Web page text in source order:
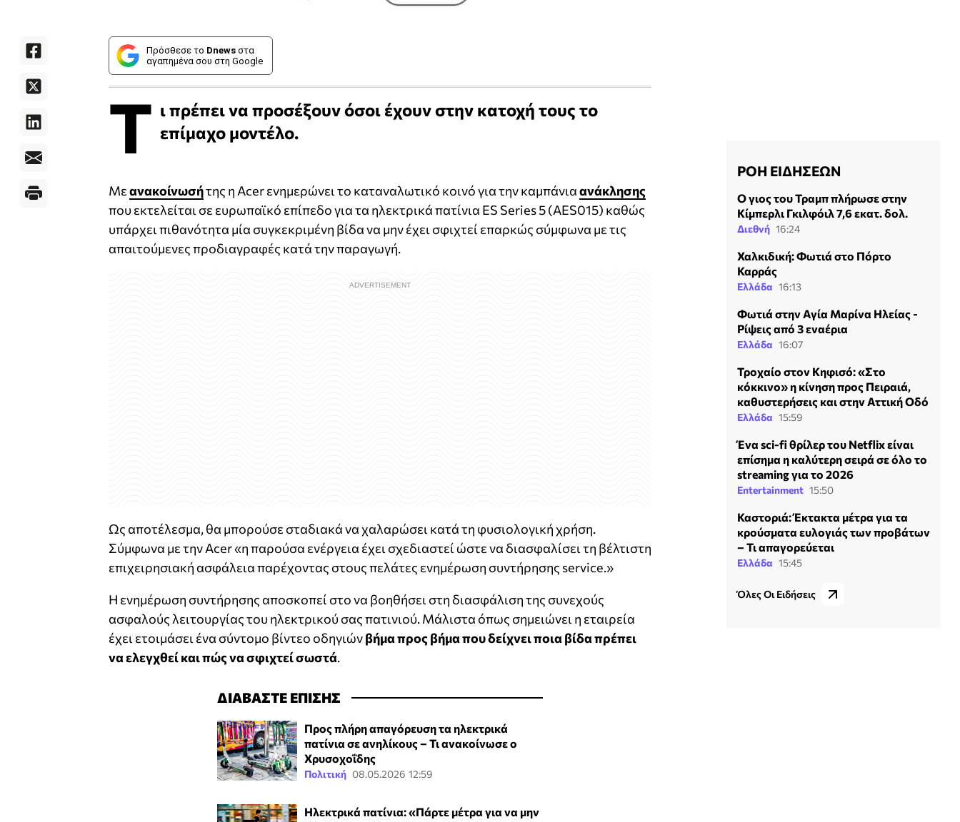
Πρόσθεσε το Dnews στα
αγαπημένα σου στη Google
Τ ι πρέπει να προσέξουν όσοι έχουν στην κατοχή τους το
επίμαχο μοντέλο.
Μεανακοίνωσήτης η Acer ενημερώνει το καταναλωτικό κοινό για την καμπάνιαανάκλησης
που εκτελείται σε ευρωπαϊκό επίπεδο για τα ηλεκτρικά πατίνια ES Series 5 (AES015) καθώς
υπάρχει πιθανότητα μία συγκεκριμένη βίδα να μην έχει σφιχτεί επαρκώς σύμφωνα με τις
απαιτούμενες προδιαγραφές κατά την παραγωγή.
Ως αποτέλεσμα, θα μπορούσε σταδιακά να χαλαρώσει κατά τη φυσιολογική χρήση.
Σύμφωνα με την Acer «η παρούσα ενέργεια έχει σχεδιαστεί ώστε να διασφαλίσει τη βέλτιστη
επιχειρησιακή ασφάλεια παρέχοντας στους πελάτες ενημέρωση συντήρησης service.»
Η ενημέρωση συντήρησης αποσκοπεί στο να βοηθήσει στη διασφάλιση της συνεχούς
ασφαλούς λειτουργίας του ηλεκτρικού σας πατινιού. Μάλιστα όπως σημειώνει η εταιρεία
έχει ετοιμάσει ένα σύντομο βίντεο οδηγιώνβήμα προς βήμα που δείχνει ποια βίδα πρέπει
να ελεγχθεί και πώς να σφιχτεί σωστά.
ΔΙΑΒΑΣΤΕ ΕΠΙΣΗΣ
Προς πλήρη απαγόρευση τα ηλεκτρικά
πατίνια σε ανηλίκους – Τι ανακοίνωσε ο
Χρυσοχοΐδης
Πολιτική 08.05.2026 12:59
Hλεκτρικά πατίνια: «Πάρτε μέτρα για να μην
ΡΟΗ ΕΙΔΗΣΕΩΝ
Ο γιος του Τραμπ πλήρωσε στην
Κίμπερλι Γκιλφόιλ 7,6 εκατ. δολ.
Διεθνή 16:24
Χαλκιδική: Φωτιά στο Πόρτο
Καρράς
Ελλάδα 16:13
Φωτιά στην Αγία Μαρίνα Ηλείας -
Ρίψεις από 3 εναέρια
Ελλάδα 16:07
Τροχαίο στον Κηφισό: «Στο
κόκκινο» η κίνηση προς Πειραιά,
καθυστερήσεις και στην Αττική Οδό
Ελλάδα 15:59
Ένα sci-fi θρίλερ του Netflix είναι
επίσημα η καλύτερη σειρά σε όλο το
streaming για το 2026
Entertainment 15:50
Καστοριά: Έκτακτα μέτρα για τα
κρούσματα ευλογιάς των προβάτων
– Τι απαγορεύεται
Ελλάδα 15:45
Όλες Οι Ειδήσεις